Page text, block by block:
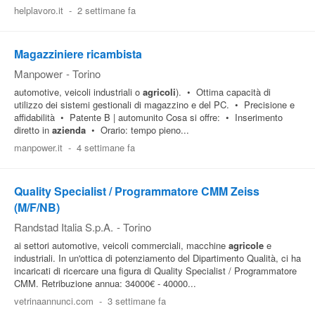
helplavoro.it - 2 settimane fa
Magazziniere ricambista
Manpower - Torino
automotive, veicoli industriali o agricoli). • Ottima capacità di
utilizzo dei sistemi gestionali di magazzino e del PC. • Precisione e
affidabilità • Patente B | automunito Cosa si offre: • Inserimento
diretto in azienda • Orario: tempo pieno...
manpower.it - 4 settimane fa
Quality Specialist / Programmatore CMM Zeiss
(M/F/NB)
Randstad Italia S.p.A. - Torino
ai settori automotive, veicoli commerciali, macchine agricole e
industriali. In un'ottica di potenziamento del Dipartimento Qualità, ci ha
incaricati di ricercare una figura di Quality Specialist / Programmatore
CMM. Retribuzione annua: 34000€ - 40000...
vetrinaannunci.com - 3 settimane fa